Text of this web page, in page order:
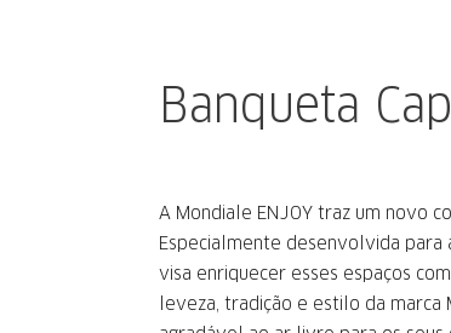
Banqueta
A Mondiale ENJOY traz um novo
Especialmente desenvolvida para
visa enriquecer esses espaços
leveza, tradição e estilo da